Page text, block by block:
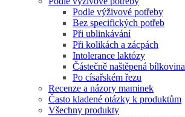
Podle výživové potřeby
Bez specifických potřeb
Při ublinkávání
Při kolikách a zácpách
Intolerance laktózy
Částečně naštěpená bílkovina
Po císařském řezu
Recenze a názory maminek
Často kladené otázky k produktům
Všechny produkty